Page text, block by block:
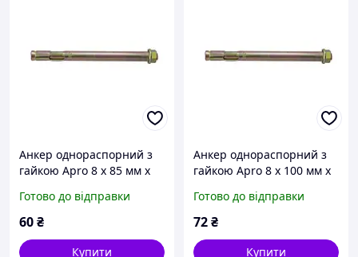
Анкер однораспорний з
гайкою Apro 8 х 85 мм x
Готово до відправки
60₴
Купити
Анкер однораспорний з
гайкою Apro 8 х 100 мм x
Готово до відправки
72₴
Купити